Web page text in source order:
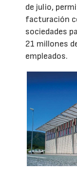
de julio,
facturación
sociedades
21 millones
empleados.